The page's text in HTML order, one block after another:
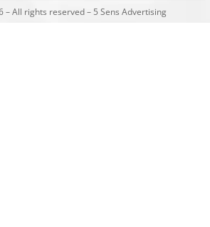
– All rights reserved – 5 Sens Advertising